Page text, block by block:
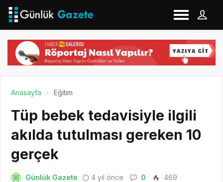
Anasayfa Eğitim
Tüp bebek tedavisiyle ilgili
akılda tutulması gereken 10
gerçek
Günlük Gazete 4 yıl önce 0
469